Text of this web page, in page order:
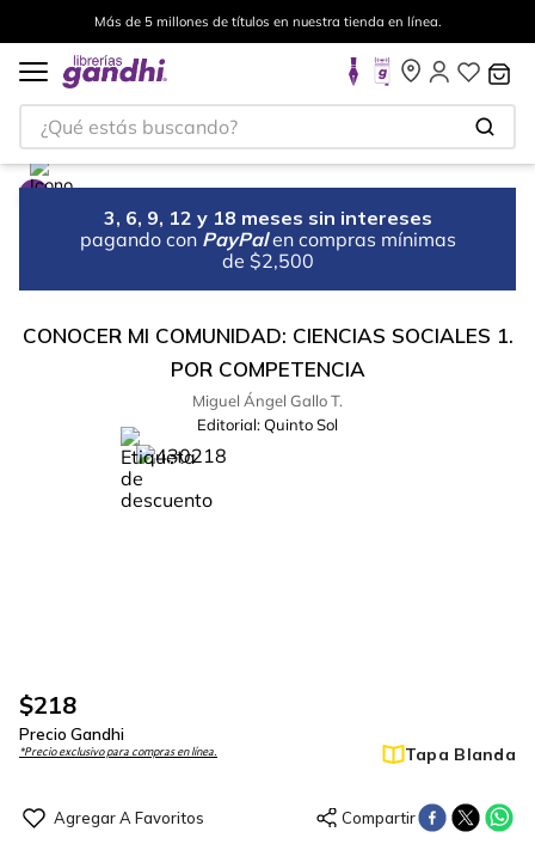
Más de 5 millones de títulos en nuestra tienda en línea.
¿Qué estás buscando?
3, 6, 9, 12 y 18 meses sin intereses
pagando con PayPal en compras mínimas
de $2,500
CONOCER MI COMUNIDAD: CIENCIAS SOCIALES 1.
POR COMPETENCIA
Miguel Ángel Gallo T.
Editorial:Quinto Sol
-13%
$218
Precio Gandhi
*Precio exclusivo para compras en línea. Tapa Blanda